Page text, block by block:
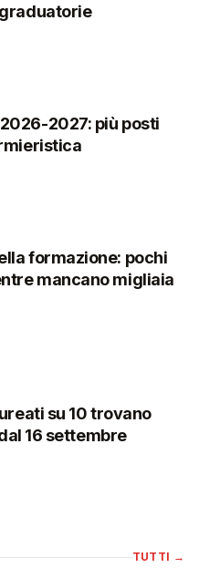
2027: più posti
formazione: pochi
mancano migliaia
su 10 trovano
16 settembre
TUTTI →